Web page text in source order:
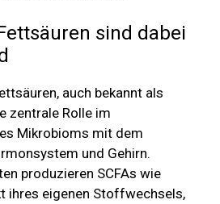
sind dabei
auch bekannt als
zentrale Rolle im
Mikrobioms mit dem
und Gehirn.
produzieren SCFAs wie
ihres eigenen Stoffwechsels,